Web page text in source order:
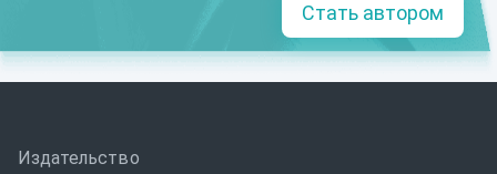
Стать автором
Издательство